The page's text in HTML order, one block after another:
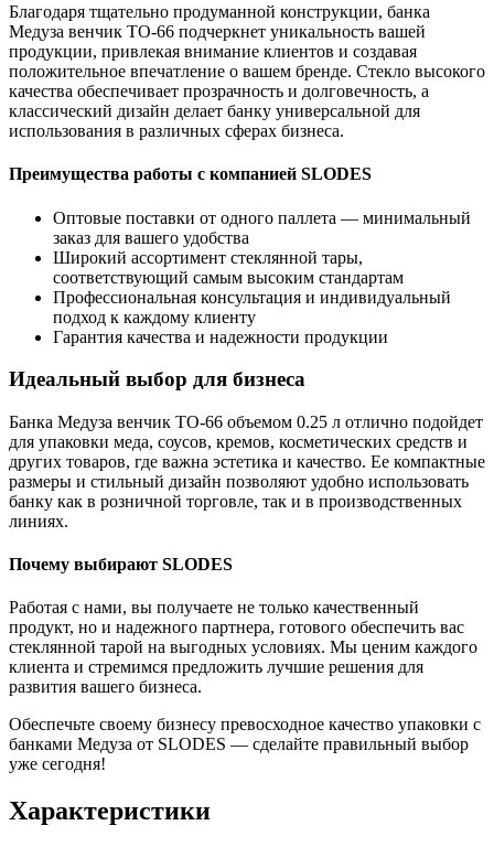
Благодаря тщательно продуманной конструкции, банка
Медуза венчик ТО-66 подчеркнет уникальность вашей
продукции, привлекая внимание клиентов и создавая
положительное впечатление о вашем бренде. Стекло высокого
качества обеспечивает прозрачность и долговечность, а
классический дизайн делает банку универсальной для
использования в различных сферах бизнеса.
Преимущества работы с компанией SLODES
Оптовые поставки от одного паллета — минимальный
заказ для вашего удобства
Широкий ассортимент стеклянной тары,
соответствующий самым высоким стандартам
Профессиональная консультация и индивидуальный
подход к каждому клиенту
Гарантия качества и надежности продукции
Идеальный выбор для бизнеса
Банка Медуза венчик ТО-66 объемом 0.25 л отлично подойдет
для упаковки меда, соусов, кремов, косметических средств и
других товаров, где важна эстетика и качество. Ее компактные
размеры и стильный дизайн позволяют удобно использовать
банку как в розничной торговле, так и в производственных
линиях.
Почему выбирают SLODES
Работая с нами, вы получаете не только качественный
продукт, но и надежного партнера, готового обеспечить вас
стеклянной тарой на выгодных условиях. Мы ценим каждого
клиента и стремимся предложить лучшие решения для
развития вашего бизнеса.
Обеспечьте своему бизнесу превосходное качество упаковки с
банками Медуза от SLODES — сделайте правильный выбор
уже сегодня!
Характеристики